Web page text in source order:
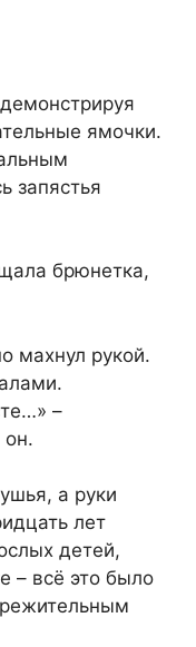
ямочки.
запястья
брюнетка,
махнул рукой.
–
он.
а руки
лет
детей,
– всё это было